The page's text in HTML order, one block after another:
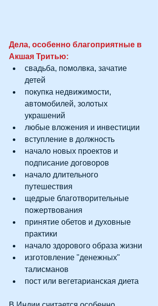
Дела, особенно благоприятные в
Акшая Тритью:
свадьба, помолвка, зачатие
детей
покупка недвижимости,
автомобилей, золотых
украшений
любые вложения и инвестиции
вступление в должность
начало новых проектов и
подписание договоров
начало длительного
путешествия
щедрые благотворительные
пожертвования
принятие обетов и духовные
практики
начало здорового образа жизни
изготовление "денежных"
талисманов
пост или вегетарианская диета